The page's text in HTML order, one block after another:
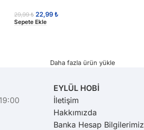
29,99₺ 22,99₺
Sepete Ekle
Daha fazla ürün yükle
EYLÜL HOBİ
İletişim
Hakkımızda
Banka Hesap Bilgilerimiz